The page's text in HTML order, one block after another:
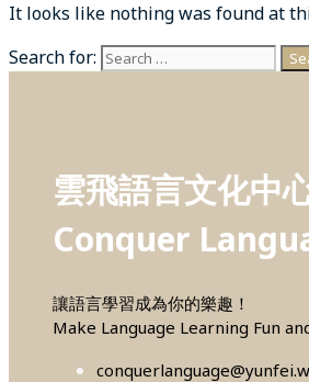
It looks like nothing was found at
Search for:
雲飛語言文化中
Conquer
讓語言學習成為你的樂趣！
Make Language Learning Fun